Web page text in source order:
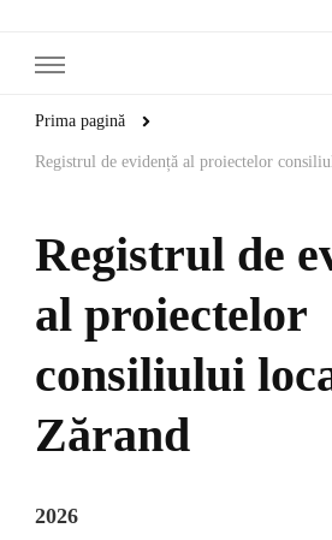
Prima pagină
Registrul de evidență al proiectelor
Registrul de
al proiectelor
consiliului
Zărand
2026